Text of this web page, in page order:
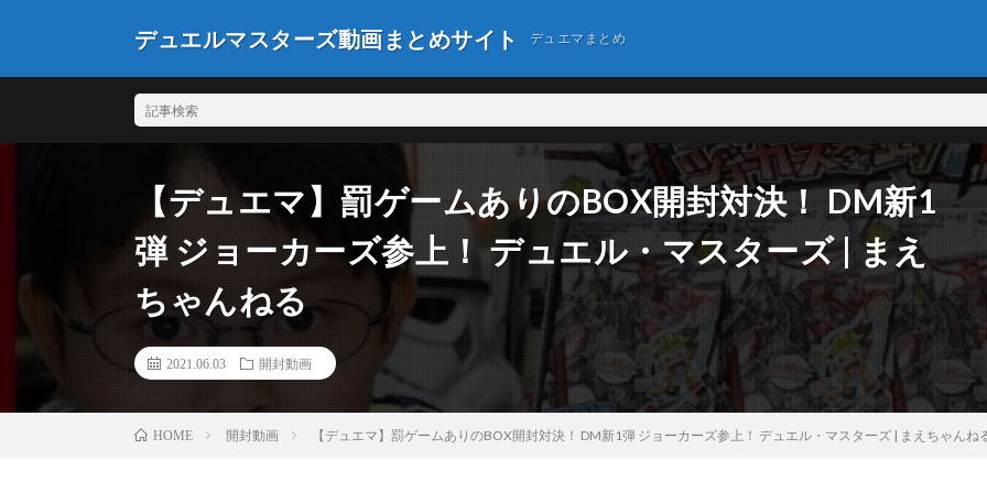
デュエルマスターズ動画まとめサイト デュエマまとめ
【デュエマ】罰ゲームありのBOX開封対決！ DM新1
弾 ジョーカーズ参上！ デュエル・マスターズ | まえ
ちゃんねる
2021.06.03 開封動画
HOME 開封動画 【デュエマ】罰ゲームありのBOX開封対決！ DM新1弾 ジョーカーズ参上！ デュエル・マスターズ | まえちゃんね